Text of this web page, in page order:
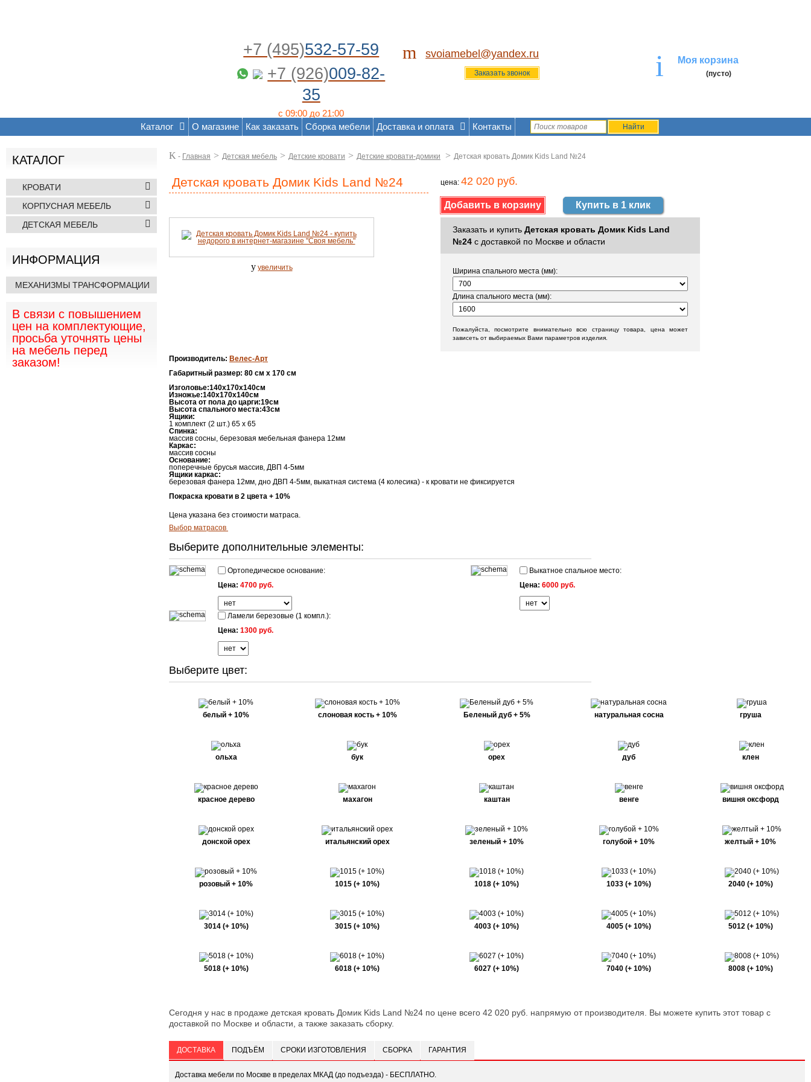
+7 (495)532-57-59
+7 (926)009-82-
35
с 09:00 до 21:00
m svoiamebel@yandex.ru
Заказать звонок i Моя корзина
(пусто)
Каталог О магазине Как заказать Сборка мебели Доставка и оплата Контакты
КАТАЛОГ
КРОВАТИ
КОРПУСНАЯ МЕБЕЛЬ
ДЕТСКАЯ МЕБЕЛЬ
ИНФОРМАЦИЯ
МЕХАНИЗМЫ ТРАНСФОРМАЦИИ
В связи с повышением
цен на комплектующие,
просьба уточнять цены
на мебель перед
заказом!
K - Главная > Детская мебель > Детские кровати > Детские кровати-домики > Детская кровать Домик Kids Land №24
Детская кровать Домик Kids Land №24 цена: 42 020 руб.
Купить в 1 клик
y увеличить
Заказать и купить Детская кровать Домик Kids Land
№24 с доставкой по Москве и области
Ширина спального места (мм):
Длина спального места (мм):
Пожалуйста, посмотрите внимательно всю страницу товара, цена может
зависеть от выбираемых Вами параметров изделия.
Производитель: Велес-Арт
Габаритный размер: 80 см x 170 см
Изголовье:140х170х140см
Изножье:140х170х140см
Высота от пола до царги:19см
Высота спального места:43см
Ящики:
1 комплект (2 шт.) 65 х 65
Спинка:
массив сосны, березовая мебельная фанера 12мм
Каркас:
массив сосны
Основание:
поперечные брусья массив, ДВП 4-5мм
Ящики каркас:
березовая фанера 12мм, дно ДВП 4-5мм, выкатная система (4 колесика) - к кровати не фиксируется
Покраска кровати в 2 цвета + 10%
Цена указана без стоимости матраса.
Выбор матрасов
Выберите дополнительные элементы:
Ортопедическое основание:
Цена: 4700 руб.
Выкатное спальное место:
Цена: 6000 руб.
Ламели березовые (1 компл.):
Цена: 1300 руб.
Выберите цвет:
белый + 10% слоновая кость + 10% Беленый дуб + 5% натуральная сосна груша
ольха бук орех дуб клен
красное дерево махагон каштан венге вишня оксфорд
донской орех итальянский орех зеленый + 10% голубой + 10% желтый + 10%
розовый + 10% 1015 (+ 10%) 1018 (+ 10%) 1033 (+ 10%) 2040 (+ 10%)
3014 (+ 10%) 3015 (+ 10%) 4003 (+ 10%) 4005 (+ 10%) 5012 (+ 10%)
5018 (+ 10%) 6018 (+ 10%) 6027 (+ 10%) 7040 (+ 10%) 8008 (+ 10%)
Сегодня у нас в продаже детская кровать Домик Kids Land №24 по цене всего 42 020 руб. напрямую от производителя. Вы можете купить этот товар с
доставкой по Москве и области, а также заказать сборку.
ДОСТАВКА ПОДЪЁМ СРОКИ ИЗГОТОВЛЕНИЯ СБОРКА ГАРАНТИЯ
Доставка мебели по Москве в пределах МКАД (до подъезда) - БЕСПЛАТНО.